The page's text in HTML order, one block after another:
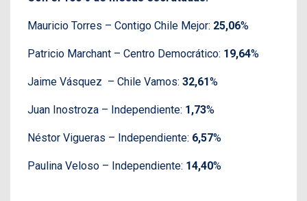
Mauricio Torres – Contigo Chile Mejor: 25,06%
Patricio Marchant – Centro Democrático: 19,64%
Jaime Vásquez – Chile Vamos: 32,61%
Juan Inostroza – Independiente: 1,73%
Néstor Vigueras – Independiente: 6,57%
Paulina Veloso – Independiente: 14,40%